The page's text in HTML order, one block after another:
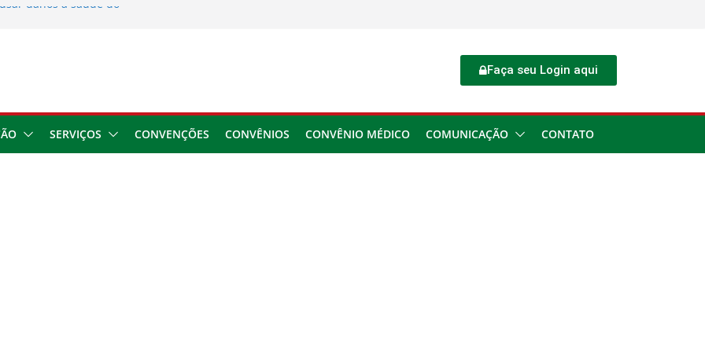
danos à saúde do
Faça seu Login aqui
SERVIÇOS CONVENÇÕES CONVÊNIOS CONVÊNIO MÉDICO COMUNICAÇÃO CONTATO